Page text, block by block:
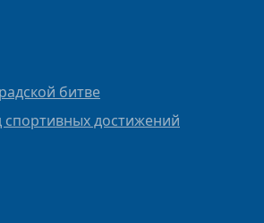
битве
спортивных достижений